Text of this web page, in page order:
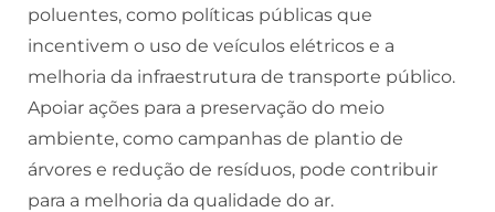
poluentes, como políticas públicas que
incentivem o uso de veículos elétricos e a
melhoria da infraestrutura de transporte público.
Apoiar ações para a preservação do meio
ambiente, como campanhas de plantio de
árvores e redução de resíduos, pode contribuir
para a melhoria da qualidade do ar.